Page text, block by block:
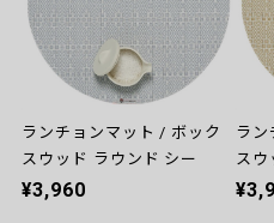
ランチョンマット / ボック
スウッド ラウンド シー
¥3,960
ラン
スウ